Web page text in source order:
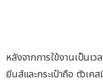
หลังจากการใข้งานเป็นเว
ยีนส์และกระเป๋าถือ ตัวเค